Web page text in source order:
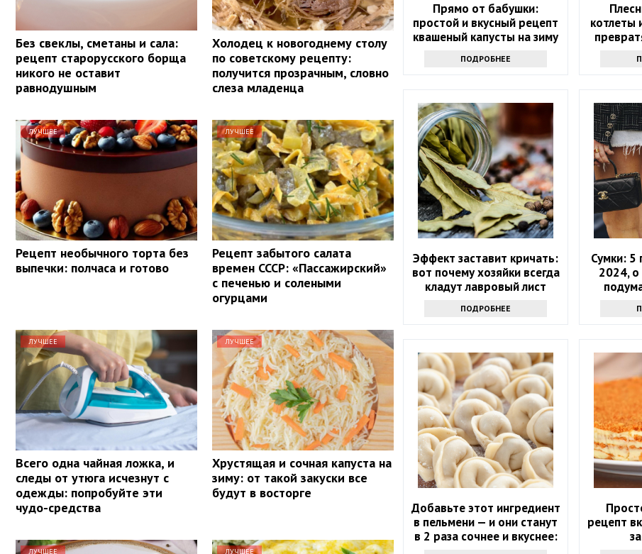
Без свеклы, сметаны и сала:
рецепт старорусского борща
никого не оставит
равнодушным
Холодец к новогоднему столу
по советскому рецепту:
получится прозрачным, словно
слеза младенца
ЛУЧШЕЕ
Рецепт необычного торта без
выпечки: полчаса и готово
ЛУЧШЕЕ
Рецепт забытого салата
времен СССР: «Пассажирский»
с печенью и солеными
огурцами
ЛУЧШЕЕ
Всего одна чайная ложка, и
следы от утюга исчезнут с
одежды: попробуйте эти
чудо-средства
ЛУЧШЕЕ
Хрустящая и сочная капуста на
зиму: от такой закуски все
будут в восторге
ЛУЧШЕЕ ЛУЧШЕЕ
Прямо от бабушки:
простой и вкусный рецепт
квашеный капусты на зиму
ПОДРОБНЕЕ
котлеты
Эффект заставит кричать:
вот почему хозяйки всегда
кладут лавровый лист
ПОДРОБНЕЕ
Сумки: 5
2024,
Добавьте этот ингредиент
в пельмени — и они станут
в 2 раза сочнее и вкуснее:
рецепт